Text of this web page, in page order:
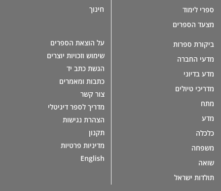
ספרי לימוד
מצעד הספרים
ביקורת ספרות
מדעי החברה
מדע בדיוני
מדריכי טיולים
מתח
מדע
כלכלה
משפחה
שואה
תולדות ישראל
חינוך
על הוצאת הספרים
שימוש וזכויות יוצרים
הגשת כתב יד
כתבות ומאמרים
צור קשר
מדריך לספר דיגיטלי
הצהרת נגישות
תקנון
מדיניות פרטיות
English